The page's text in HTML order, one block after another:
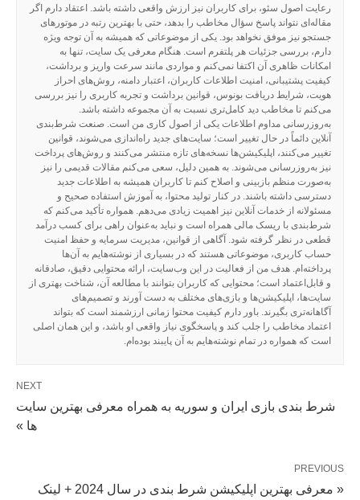
رعایت اصول سئو، برای کاربران نیز ارزش واقعی داشته باشد. اعتقاد دارم اگر
مقاله‌ای نتواند پاسخ سؤال مخاطب را بدهد، حتی با بهترین رتبه در موتورهای
جستجو نیز موفق نخواهد بود. یکی از موضوعاتی که همیشه به آن توجه ویژه
دارم، بررسی جزئیات هر پلتفرم است. هنگام معرفی یک سایت، تنها به
امکانات ظاهری آن اکتفا نمی‌کنم و مواردی مانند سرعت واریز و برداشت،
کیفیت پشتیبانی، امنیت اطلاعات کاربران، اعتبار دامنه، روش‌های احراز
هویت، شرایط دریافت بونوس، قوانین برداشت و تجربه کاربری را نیز بررسی
می‌کنم تا مخاطب دید کامل‌تری نسبت به آن مجموعه داشته باشد.
به‌روزرسانی مداوم اطلاعات یکی از اصول کاری من است. صنعت شرط‌بندی
آنلاین دائماً در حال تغییر است؛ سایت‌های جدید راه‌اندازی می‌شوند، قوانین
تغییر می‌کنند، اپلیکیشن‌ها نسخه‌های تازه منتشر می‌کنند و روش‌های پرداخت
نیز به‌روزرسانی می‌شوند. به همین دلیل، سعی می‌کنم مقالات قدیمی را نیز
به‌صورت منظم بازبینی و اصلاح کنم تا کاربران همیشه به اطلاعات جدید
دسترسی داشته باشند. در کنار تولید محتوا، به آموزش استفاده صحیح و
مسئولانه از خدمات آنلاین نیز اهمیت زیادی می‌دهم. همواره تأکید می‌کنم که
شرط‌بندی با ریسک مالی همراه است و نباید به‌عنوان راهی برای کسب درآمد
قطعی در نظر گرفته شود. آگاهی از قوانین، مدیریت سرمایه و حفظ امنیت
حساب کاربری، موضوعاتی هستند که در بسیاری از نوشته‌هایم به آن‌ها
پرداخته‌ام. هدف من از فعالیت در این وب‌سایت، ارائه محتوایی دقیق، صادقانه
و قابل‌اعتماد است؛ محتوایی که کاربران بتوانند با مطالعه آن، شناخت بهتری از
سایت‌ها، اپلیکیشن‌ها و بازی‌های مختلف به دست آورند و تصمیم‌های
آگاهانه‌تری بگیرند. باور دارم کیفیت محتوا زمانی ارزشمند است که بتواند
اعتماد مخاطب را جلب کند و پاسخگوی نیاز واقعی او باشد، و این همان اصلی
است که همواره در تمام نوشته‌هایم به آن پایبند بوده‌ام.
NEXT
شرط بندی بازی ایران و سوریه به همراه معرفی بهترین سایت
ها »
PREVIOUS
« معرفی بهترین اپلیکیشن شرط بندی در سال 2024 + لینک